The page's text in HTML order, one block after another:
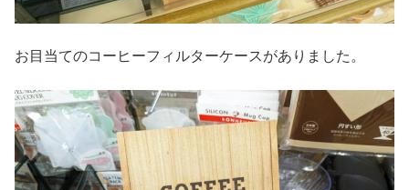
お目当てのコーヒーフィルターケースがありました。